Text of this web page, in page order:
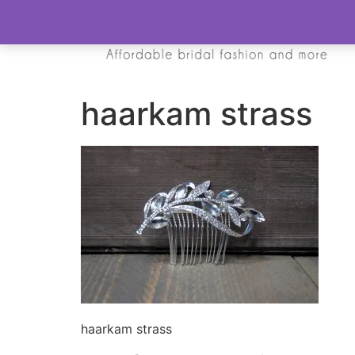
haarkam strass
haarkam strass